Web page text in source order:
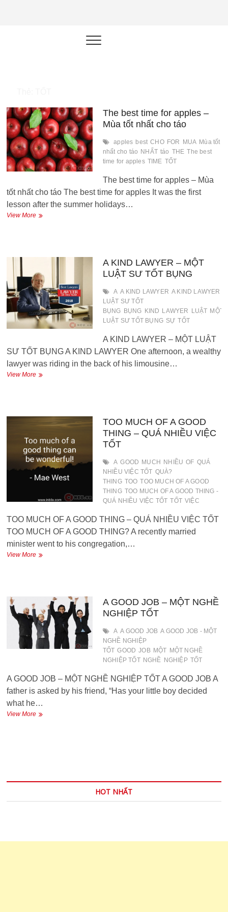
nhân trong
thời đại AI
The best time for apples –
Mùa tốt nhất cho táo
apples best CHO FOR MUA Mùa tốt
nhất cho táo NHẤT táo THE The best
time for apples TIME TỐT
The best time for apples – Mùa
tốt nhất cho táo The best time for apples It was the first
lesson after the summer holidays…
View MoreThe
tốt
nhất
cho
táo
A KIND LAWYER – MỘT
LUẬT SƯ TỐT BỤNG
A A KIND LAWYER A KIND LAWYER -
LUẬT SƯ TỐT
BỤNG BỤNG KIND LAWYER LUẬT MỘT
LUẬT SƯ TỐT BỤNG SỰ TỐT
A KIND LAWYER – MỘT LUẬT
SƯ TỐT BỤNG A KIND LAWYER One afternoon, a wealthy
lawyer was riding in the back of his limousine…
View MoreA
LUẬT
TỐT
BỤNG
TOO MUCH OF A GOOD
THING – QUÁ NHIỀU VIỆC
TỐT
A GOOD MUCH NHIỀU OF QUÁ
NHIỀU VIỆC TỐT QUÀ?
THING TOO TOO MUCH OF A GOOD
THING TOO MUCH OF A GOOD THING -
QUÁ NHIỀU VIỆC TỐT TỐT VIỆC
TOO MUCH OF A GOOD THING – QUÁ NHIỀU VIỆC TỐT
TOO MUCH OF A GOOD THING? A recently married
minister went to his congregation,…
View MoreTOO
THING
QUÁ
NHIỀU
VIỆC
TỐT
A GOOD JOB – MỘT NGHỀ
NGHIỆP TỐT
A A GOOD JOB A GOOD JOB - MỘT
NGHỀ NGHIỆP
TỐT GOOD JOB MỘT MỘT NGHỀ
NGHIỆP TỐT NGHỀ NGHIỆP TỐT
A GOOD JOB – MỘT NGHỀ NGHIỆP TỐT A GOOD JOB A
father is asked by his friend, “Has your little boy decided
what he…
View MoreA
HOT NHẤT